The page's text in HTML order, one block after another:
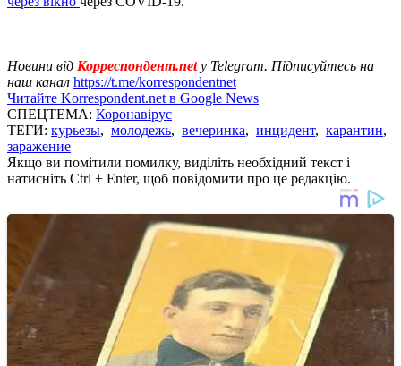
Новини від Корреспондент.net у Telegram. Підписуйтесь на
наш канал https://t.me/korrespondentnet
Читайте Korrespondent.net в Google News
СПЕЦТЕМА: Коронавірус
ТЕГИ: курьезы, молодежь, вечеринка, инцидент, карантин,
заражение
Якщо ви помітили помилку, виділіть необхідний текст і
натисніть Ctrl + Enter, щоб повідомити про це редакцію.